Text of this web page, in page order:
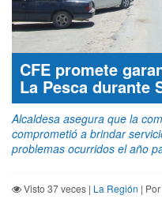
CFE promete
La Pesca durante
Alcaldesa asegura que la
comprometió a brindar
problemas ocurridos el año
Visto 37 veces | La Región | Por